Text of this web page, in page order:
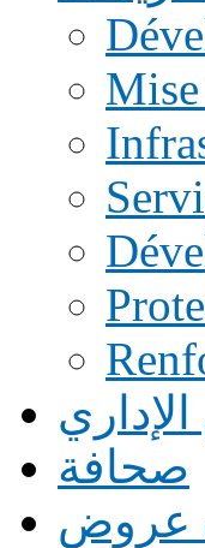
صحافة
عروض